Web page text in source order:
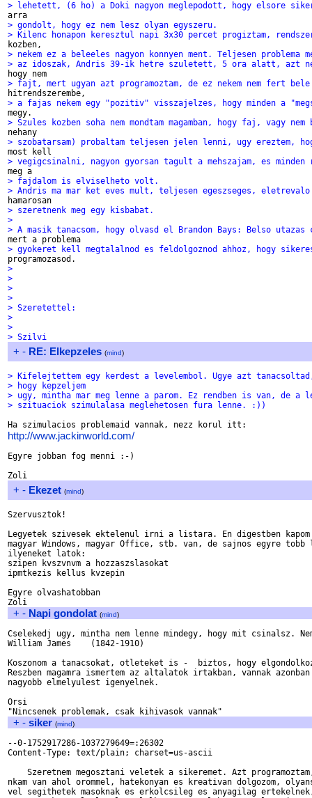
> lehetett, (6 ho) a Doki nagyon meglepodott, hogy elsore
> gondolt, hogy ez nem lesz olyan egyszeru.
> Kilenc honapon keresztul napi 3x30 percet progiztam,
> nekem ez a beleeles nagyon konnyen ment. Teljesen problema
> az idoszak, Andris 39-ik hetre szuletett, 5 ora alatt, azt nem
> fajt, mert ugyan azt programoztam, de ez nekem nem fert
> a fajas nekem egy "pozitiv" visszajelzes, hogy minden a
> Szules kozben soha nem mondtam magamban, hogy faj, vagy
> szobatarsam) probaltam teljesen jelen lenni, ugy ereztem,
> vegigcsinalni, nagyon gyorsan tagult a mehszajam, es minden
> fajdalom is elviselheto volt.
> Andris ma mar ket eves mult, teljesen egeszseges,
> szeretnenk meg egy kisbabat.
>
> A masik tanacsom, hogy olvasd el Brandon Bays: Belso
> gyokeret kell megtalalnod es feldolgoznod ahhoz, hogy
>
>
>
>
> Szeretettel:
>
>
> Szilvi
+ - RE: Elkepzeles (mind)
> Kifelejtettem egy kerdest a levelembol. Ugye azt
> hogy kepzeljem
> ugy, mintha mar meg lenne a parom. Ez rendben is van, de a
> szituaciok szimulalasa meglehetosen fura lenne. :))
http://www.jackinworld.com/
Egyre jobban fog menni :-)
+ - Ekezet (mind)
Szervusztok!
Legyetek szivesek ektelenul irni a listara. En digestben
magyar Windows, magyar Office, stb. van, de sajnos egyre tobb
ilyeneket latok:
szipen kvszvnvm a hozzaszslasokat
ipmtkezis kellus kvzepin
Egyre olvashatobban
+ - Napi gondolat (mind)
Cselekedj ugy, mintha nem lenne mindegy, hogy mit csinalsz.
William James    (1842-1910)
Koszonom a tanacsokat, otleteket is -  biztos, hogy
Reszben magamra ismertem az altalatok irtakban, vannak
nagyobb elmelyulest igenyelnek.
Orsi
+ - siker (mind)
--0-1752917286-1037279649=:26302
Content-Type: text/plain; charset=us-ascii
Szeretnem megosztani veletek a sikeremet. Azt
nkam van ahol orommel, hatekonyan es kreativan dolgozom,
vel segithetek masoknak es erkolcsileg es anyagilag ertekelnek,